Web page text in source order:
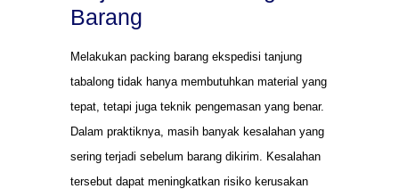
Barang
Melakukan packing barang ekspedisi tanjung
tabalong tidak hanya membutuhkan material yang
tepat, tetapi juga teknik pengemasan yang benar.
Dalam praktiknya, masih banyak kesalahan yang
sering terjadi sebelum barang dikirim. Kesalahan
tersebut dapat meningkatkan risiko kerusakan